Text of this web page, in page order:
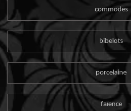
commodes
bibelots
porcelaine
faïence